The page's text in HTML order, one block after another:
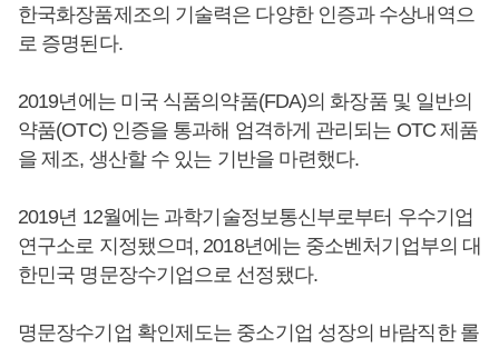
한국화장품제조의 기술력은 다양한 인증과 수상내역으
로 증명된다.
2019년에는 미국 식품의약품(FDA)의 화장품 및 일반의
약품(OTC) 인증을 통과해 엄격하게 관리되는 OTC 제품
을 제조, 생산할 수 있는 기반을 마련했다.
2019년 12월에는 과학기술정보통신부로부터 우수기업
연구소로 지정됐으며, 2018년에는 중소벤처기업부의 대
한민국 명문장수기업으로 선정됐다.
명문장수기업 확인제도는 중소기업 성장의 바람직한 롤